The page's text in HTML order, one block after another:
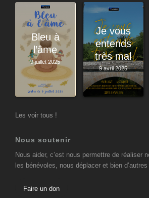
Bleu à
l’âme
9 juillet 2025
Je vous
entends
très mal
9 avril 2025
Les voir tous !
Nous soutenir
Nous aider, c’est nous permettre de réaliser
les bénévoles, nous déplacer et bien
Faire un don